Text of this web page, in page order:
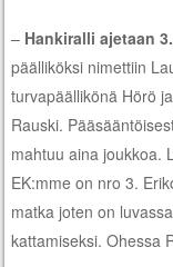
– Hankiralli ajetaan
päälliköksi nimettiin
turvapäällikönä Hörö
Rauski.
mahtuu aina joukkoa.
EK:mme on nro 3.
matka joten on
kattamiseksi. Ohessa